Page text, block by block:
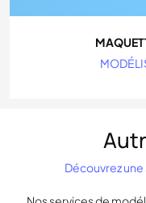
Découvrez